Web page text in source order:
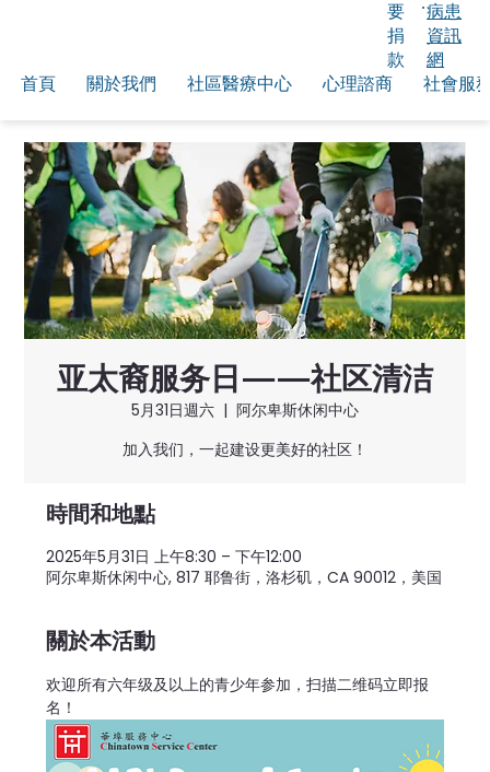
首頁 關於我們 社區醫療中心 心理諮商 社會服
要
捐
款
病患
資訊
網
亚太裔服务日——社区清洁
5月31日週六
  |
阿尔卑斯休闲中心
加入我们，一起建设更美好的社区！
時間和地點
2025年5月31日 上午8:30 – 下午12:00
阿尔卑斯休闲中心, 817 耶鲁街，洛杉矶，CA 90012，美国
關於本活動
欢迎所有六年级及以上的青少年参加，扫描二维码立即报
名！